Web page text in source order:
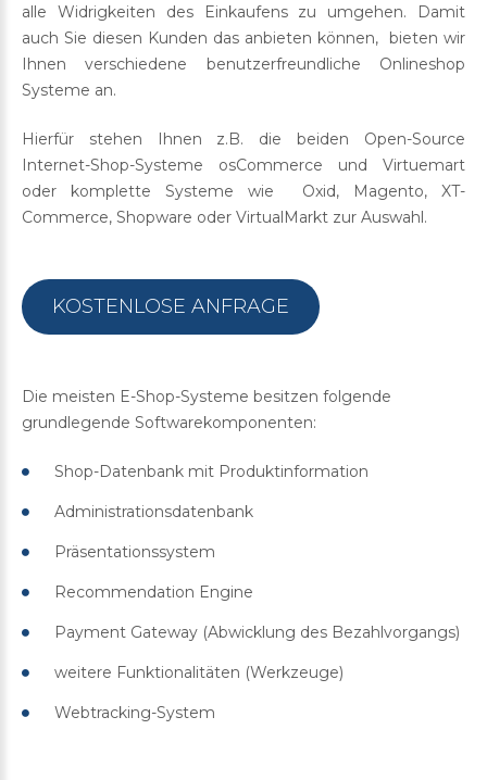
alle Widrigkeiten des Einkaufens zu umgehen. Damit
auch Sie diesen Kunden das anbieten können, bieten wir
Ihnen verschiedene benutzerfreundliche Onlineshop
Systeme an.
Hierfür stehen Ihnen z.B. die beiden Open-Source
Internet-Shop-Systeme osCommerce und Virtuemart
oder komplette Systeme wie Oxid, Magento, XT-
Commerce, Shopware oder VirtualMarkt zur Auswahl.
KOSTENLOSE ANFRAGE
Die meisten E-Shop-Systeme besitzen folgende
grundlegende Softwarekomponenten:
Shop-Datenbank mit Produktinformation
Administrationsdatenbank
Präsentationssystem
Recommendation Engine
Payment Gateway (Abwicklung des Bezahlvorgangs)
weitere Funktionalitäten (Werkzeuge)
Webtracking-System